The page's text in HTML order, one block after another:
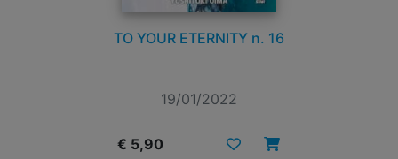
TO YOUR ETERNITY n. 16
19/01/2022
€ 5,90